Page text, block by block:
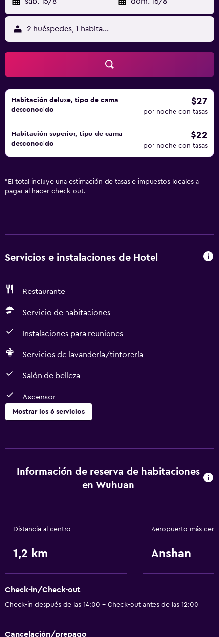
2 huéspedes, 1 habitación
Habitación deluxe, tipo de cama
desconocido
$27
por noche con tasas
Habitación superior, tipo de cama
desconocido
$22
por noche con tasas
* El total incluye una estimación de tasas e impuestos locales a
pagar al hacer check-out.
Servicios e instalaciones de Hotel
Restaurante
Servicio de habitaciones
Instalaciones para reuniones
Servicios de lavandería/tintorería
Salón de belleza
Ascensor
Mostrar los 6 servicios
Servicio de habitaciones
Instalaciones para reuniones
Servicios de lavandería/tintorería
Restaurante
Información de reserva de habitaciones
en Wuhuan
Distancia al centro
1,2 km
Aeropuerto más
Anshan
Check-in/Check-out
Check-in después de las 14:00 - Check-out antes de las 12:00
Cancelación/prepago